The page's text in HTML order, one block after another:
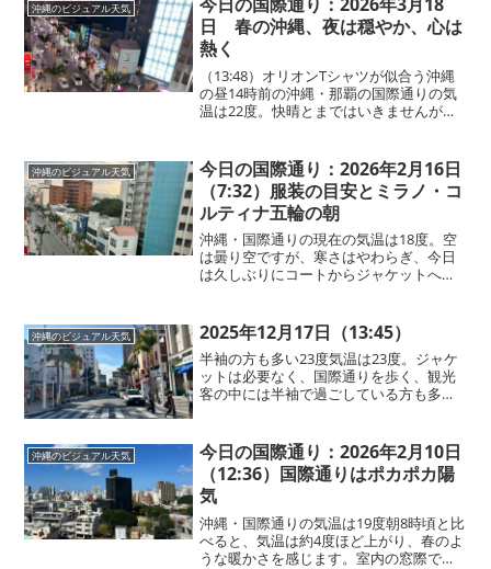
もおすすめです。気温の...
沖縄のビジュアル天気
今日の国際通り：2026年3月18
日 春の沖縄、夜は穏やか、心は
熱く
（13:48）オリオンTシャツが似合う沖縄
の昼14時前の沖縄・那覇の国際通りの気
温は22度。快晴とまではいきませんが、
ます。中でも、「オリオンビール」のロ
ゴが入ったTシ...
沖縄のビジュアル天気
今日の国際通り：2026年2月16日
（7:32）服装の目安とミラノ・コ
ルティナ五輪の朝
沖縄・国際通りの現在の気温は18度。空
は曇り空ですが、寒さはやわらぎ、今日
は久しぶりにコートからジャケットへと
陽気です。今朝はミラノ・コルティナオ
リンピックで“りくり...
沖縄のビジュアル天気 2025年12月17日（13:45）
半袖の方も多い23度気温は23度。ジャケ
ットは必要なく、国際通りを歩く、観光
客の中には半袖で過ごしている方も多く
沖縄のビジュアル天気
今日の国際通り：2026年2月10日
（12:36）国際通りはポカポカ陽
気
沖縄・国際通りの気温は19度朝8時頃と比
べると、気温は約4度ほど上がり、春のよ
うな暖かさを感じます。室内の窓際では